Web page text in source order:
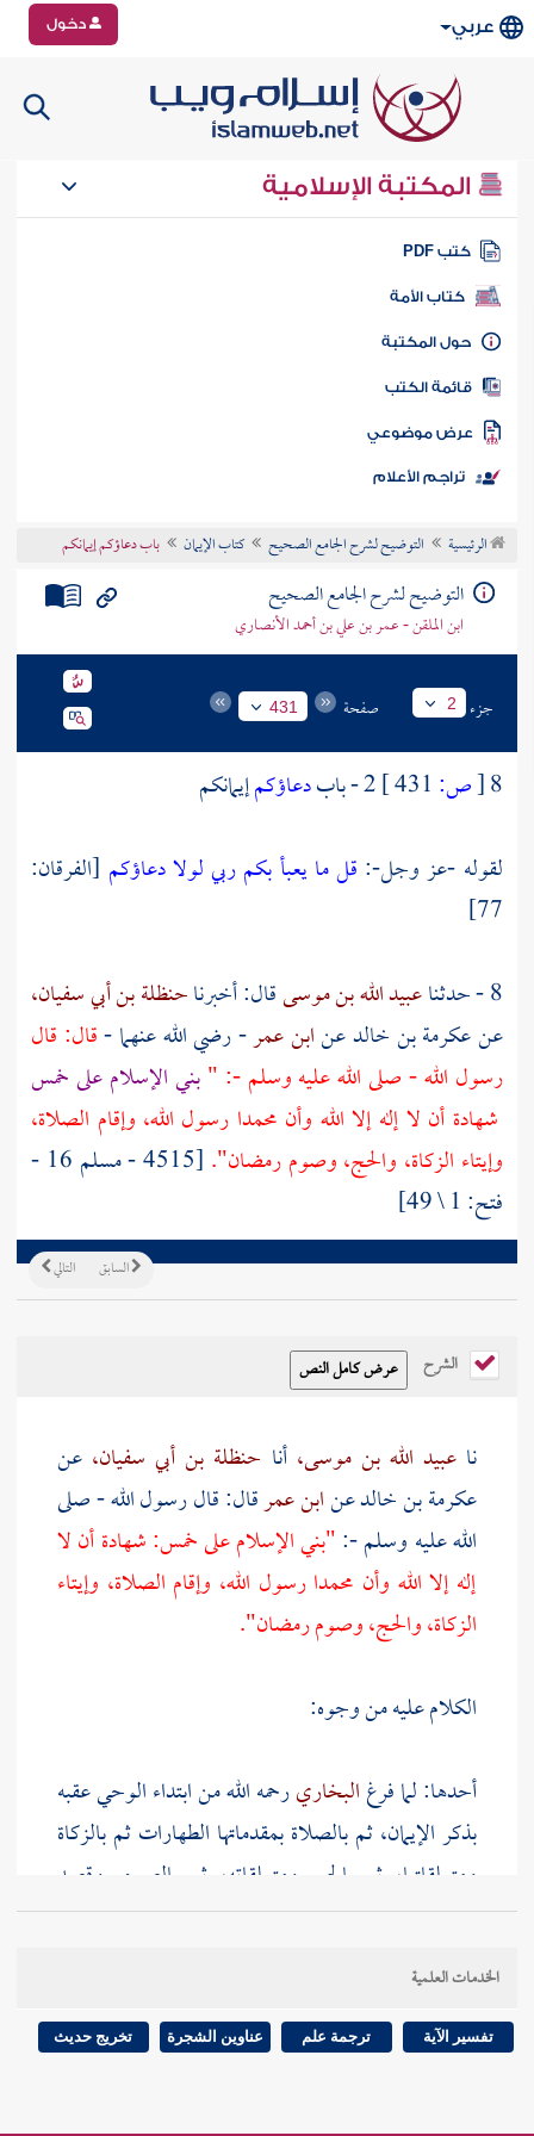
عربي دخول
المكتبة الإسلامية
كتب PDF
كتاب الأمة
المكتبة
الكتب
موضوعي
تراجم الأعلام
الرئيسية التوضيح لشرح الجامع الصحيح كتاب الإيمان باب دعاؤكم إيمانكم
التوضيح لشرح الجامع الصحيح
ابن الملقن - عمر بن علي بن أحمد الأنصاري
جزء 2 صفحة 431
8
[ص: 2 - باب دعاؤكمإيمانكم
لقوله -عز وجل-: قل ما يعبأ بكم ربي لولا دعاؤكم [الفرقان:
77]
8 - حدثنا
عبيد الله بن موسىقال: أخبرناحنظلة بن أبي سفيان،
عنعكرمة بن خالدعنابن عمر- رضي الله عنهما -قال: قال
رسول الله - صلى الله عليه وسلم -: "بني الإسلام على خمس
شهادة أن لا إله إلا الله وأن محمدا رسول الله، وإقام الصلاة،
وإيتاء الزكاة، والحج، وصوم رمضان".
[4515 - مسلم 16 -
فتح: 1 \ 49]
التالي السابق
الشرح
ناعبيد الله بن موسى،أنا حنظلة بن أبي سفيان، عن
عكرمة بن خالدعنابن عمرقال: قال رسول الله - صلى
الله عليه وسلم -:"بني الإسلام على خمس: شهادة أن لا
إله إلا الله وأن محمدا رسول الله، وإقام الصلاة، وإيتاء
الزكاة، والحج، وصوم رمضان".
الكلام عليه من وجوه:
أحدها: لما فرغالبخاريرحمه الله من ابتداء الوحي عقبه
بذكر الإيمان، ثم بالصلاة بمقدماتها الطهارات ثم بالزكاة
ومتعلقاتها، ثم بالحج ومتعلقاته، ثم بالصوم. وقصد
الاعتناء بالترتيب المذكور في حديثابن عمرهذا الذي
ساقه، وإن وقع في بعض روايات "الصحيح" تقديم
الصوم على الحج.
محذوف، أي: هذا كتاب ولفظة (ك. ت. ب) في جميع
الخدمات العلمية
تفسير الآية ترجمة علم عناوين الشجرة تخريج حديث